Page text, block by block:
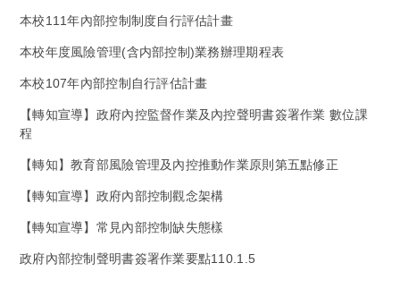
本校111年內部控制制度自行評估計畫
本校年度風險管理(含内部控制)業務辦理期程表
本校107年內部控制自行評估計畫
【轉知宣導】政府內控監督作業及內控聲明書簽署作業 數位課
程
【轉知】教育部風險管理及內控推動作業原則第五點修正
【轉知宣導】政府內部控制觀念架構
【轉知宣導】常見內部控制缺失態樣
政府內部控制聲明書簽署作業要點110.1.5